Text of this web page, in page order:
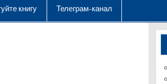
книгу Телеграм-канал